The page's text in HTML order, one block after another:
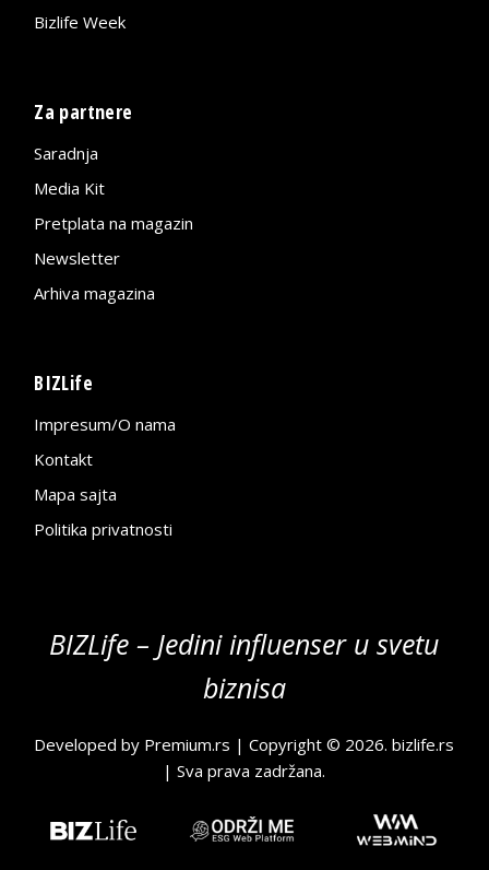
Bizlife Week
Za partnere
Saradnja
Media Kit
Pretplata na magazin
Newsletter
Arhiva magazina
BIZLife
Impresum/O nama
Kontakt
Mapa sajta
Politika privatnosti
BIZLife – Jedini influenser u svetu
biznisa
Developed by Premium.rs | Copyright © 2026.bizlife.rs
| Sva prava zadržana.